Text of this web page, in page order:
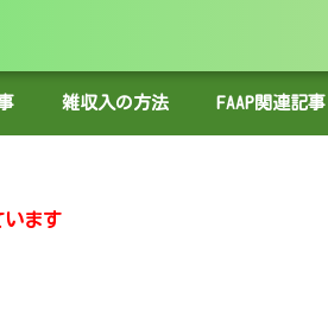
雑収入の方法 FAAP関連記事
ます